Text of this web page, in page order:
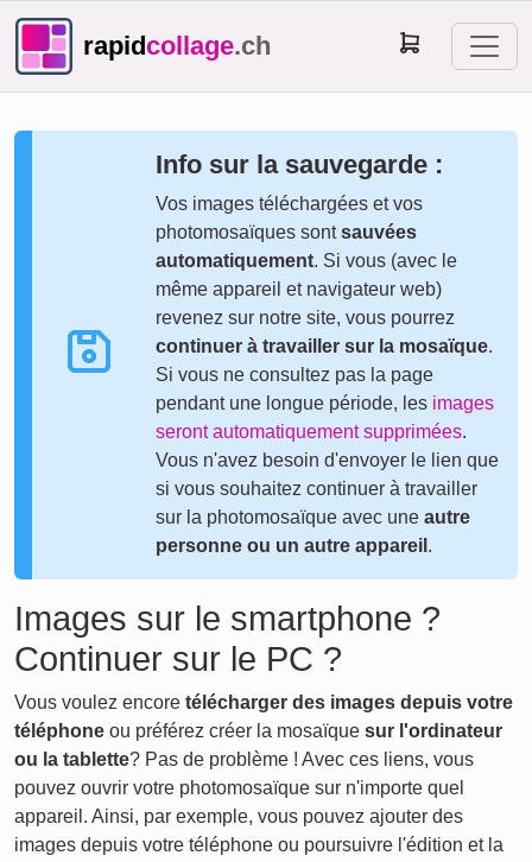
rapidcollage.ch
Info sur la sauvegarde :
Vos images téléchargées et vos
photomosaïques sontsauvées
automatiquement. Si vous (avec le
même appareil et navigateur web)
revenez sur notre site, vous pourrez
continuer à travailler sur la mosaïque.
Si vous ne consultez pas la page
pendant une longue période, les images
seront automatiquement supprimées.
Vous n'avez besoin d'envoyer le lien que
si vous souhaitez continuer à travailler
sur la photomosaïque avec une autre
personne ou un autre appareil .
Images sur le smartphone ?
Continuer sur le PC ?
Vous voulez encore télécharger des images depuis votre
téléphone ou préférez créer la mosaïque sur l'ordinateur
ou la tablette? Pas de problème ! Avec ces liens, vous
pouvez ouvrir votre photomosaïque sur n'importe quel
appareil. Ainsi, par exemple, vous pouvez ajouter des
images depuis votre téléphone ou poursuivre l'édition et la